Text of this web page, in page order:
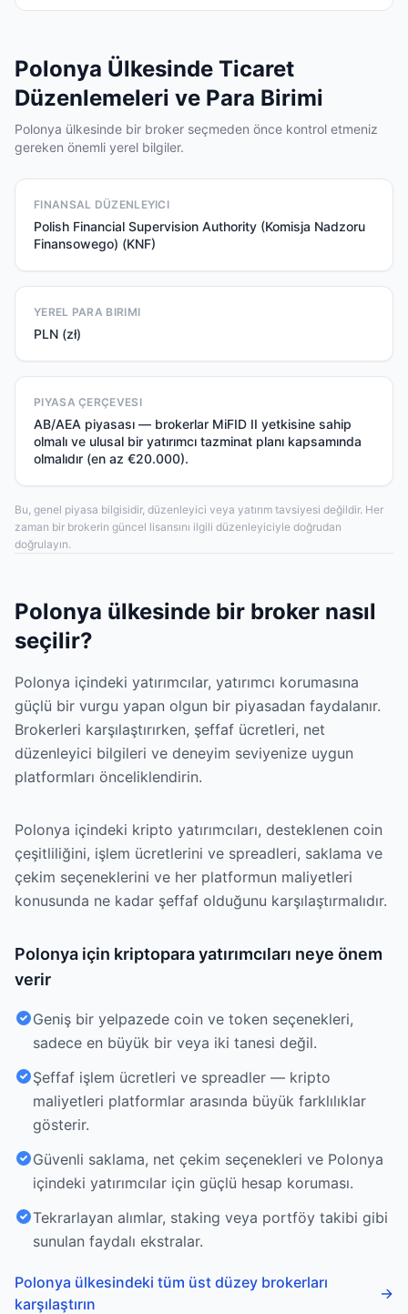
Polonya Ülkesinde Ticaret
Düzenlemeleri ve Para Birimi
Polonya ülkesinde bir broker seçmeden önce kontrol etmeniz
gereken önemli yerel bilgiler.
FINANSAL DÜZENLEYICI
Polish Financial Supervision Authority (Komisja Nadzoru
Finansowego) (KNF)
YEREL PARA BIRIMI
PLN (zł)
PIYASA ÇERÇEVESI
AB/AEA piyasası — brokerlar MiFID II yetkisine sahip
olmalı ve ulusal bir yatırımcı tazminat planı kapsamında
olmalıdır (en az €20.000).
Bu, genel piyasa bilgisidir, düzenleyici veya yatırım tavsiyesi değildir. Her
zaman bir brokerin güncel lisansını ilgili düzenleyiciyle doğrudan
doğrulayın.
Polonya ülkesinde bir broker nasıl
seçilir?
Polonya içindeki yatırımcılar, yatırımcı korumasına
güçlü bir vurgu yapan olgun bir piyasadan faydalanır.
Brokerleri karşılaştırırken, şeffaf ücretleri, net
düzenleyici bilgileri ve deneyim seviyenize uygun
platformları önceliklendirin.
Polonya içindeki kripto yatırımcıları, desteklenen coin
çeşitliliğini, işlem ücretlerini ve spreadleri, saklama ve
çekim seçeneklerini ve her platformun maliyetleri
konusunda ne kadar şeffaf olduğunu karşılaştırmalıdır.
Polonya için kriptopara yatırımcıları neye önem
verir
Geniş bir yelpazede coin ve token seçenekleri,
sadece en büyük bir veya iki tanesi değil.
Şeffaf işlem ücretleri ve spreadler — kripto
maliyetleri platformlar arasında büyük farklılıklar
gösterir.
Güvenli saklama, net çekim seçenekleri ve Polonya
içindeki yatırımcılar için güçlü hesap koruması.
Tekrarlayan alımlar, staking veya portföy takibi gibi
sunulan faydalı ekstralar.
Polonya ülkesindeki tüm üst düzey brokerları
karşılaştırın
→